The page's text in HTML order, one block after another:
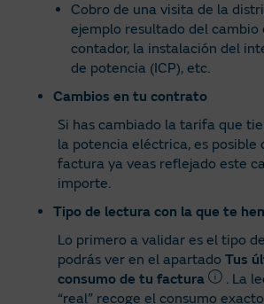
Cobro de una visita de la
ejemplo resultado del
contador, la instalación del
de potencia (ICP), etc.
Cambios en tu contrato
Si has cambiado la tarifa que
la potencia eléctrica, es posible
factura ya veas reflejado este
importe.
Tipo de lectura con la que te
Lo primero a validar es el tipo
podrás ver en el apartado Tus
consumo de tu factura
. La
“real” recoge el consumo